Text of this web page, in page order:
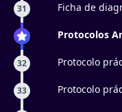
31 Ficha de
Protocolos
32 Protocolo
33 Protocolo